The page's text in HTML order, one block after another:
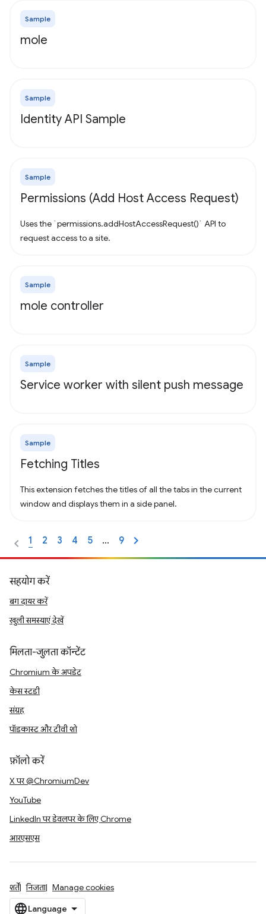
Sample
mole
Sample
Identity API Sample
Sample
Permissions (Add Host Access Request)
Uses the `permissions.addHostAccessRequest()` API to
request access to a site.
Sample
mole controller
Sample
Service worker with silent push message
Sample
Fetching Titles
This extension fetches the titles of all the tabs in the current
window and displays them in a side panel.
1 2 3 4 5 … 9
सहयोग करें
बग दायर करें
खुली समस्याएं देखें
मिलता-जुलता कॉन्टेंट
Chromium के अपडेट
केस स्टडी
संग्रह
पॉडकास्ट और टीवी शो
फ़ॉलो करें
X पर @ChromiumDev
YouTube
LinkedIn पर डेवलपर के लिए Chrome
आरएसएस
शर्तें निजता Manage cookies